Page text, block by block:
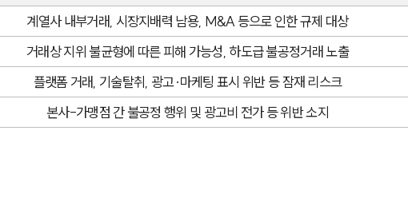
계열사 내부거래, 시장지배력 남용, M&A 등으로 인한 규제 대상
거래상 지위 불균형에 따른 피해 가능성, 하도급 불공정거래 노출
플랫폼 거래, 기술탈취, 광고·마케팅 표시 위반 등 잠재 리스크
본사-가맹점 간 불공정 행위 및 광고비 전가 등 위반 소지